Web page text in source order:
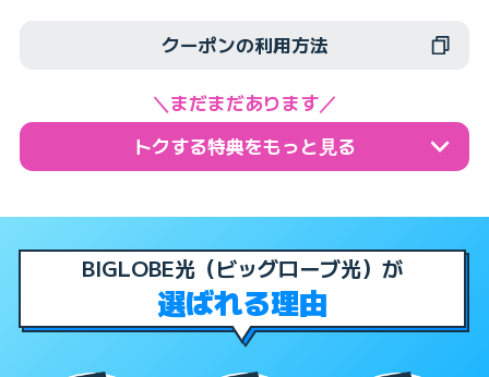
クーポンの利用方法
＼まだまだあります／
トクする特典をもっと見る
BIGLOBE光（ビッグローブ光）が
選ばれる理由